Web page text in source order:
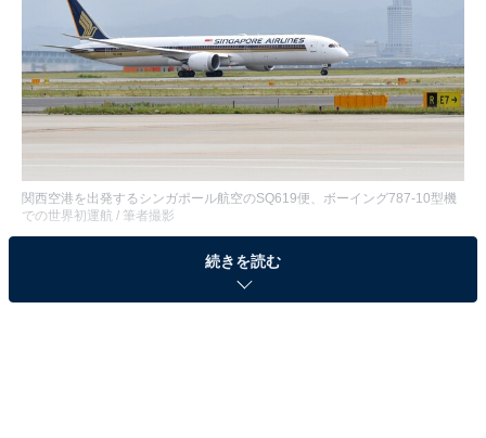
関西空港を出発するシンガポール航空のSQ619便、ボーイング787-10型機
での世界初運航 / 筆者撮影
シンガポール航空が、ボーイング787シリーズの最新
「787-10」型機を世界で初めて、シンガポール＝大阪線
続きを読む